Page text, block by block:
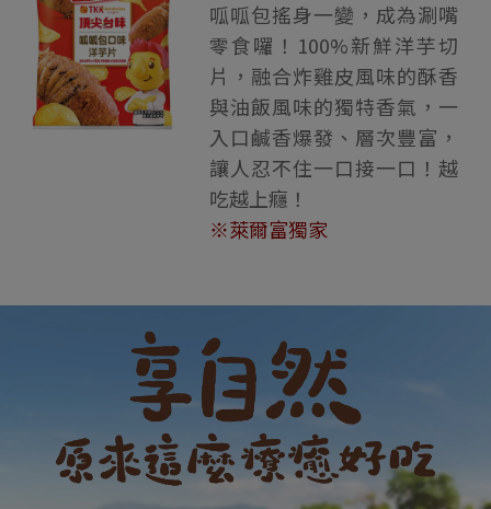
呱呱包搖身一變，成為涮嘴
零食囉！100%新鮮洋芋切
片，融合炸雞皮風味的酥香
與油飯風味的獨特香氣，一
入口鹹香爆發、層次豐富，
讓人忍不住一口接一口！越
吃越上癮！
※萊爾富獨家